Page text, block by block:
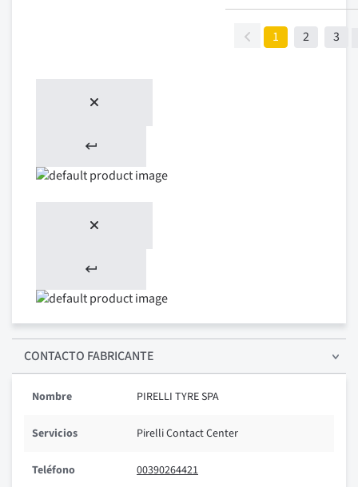
1 2 3
CONTACTO FABRICANTE
Nombre PIRELLI TYRE SPA
Servicios Pirelli Contact Center
Teléfono 00390264421